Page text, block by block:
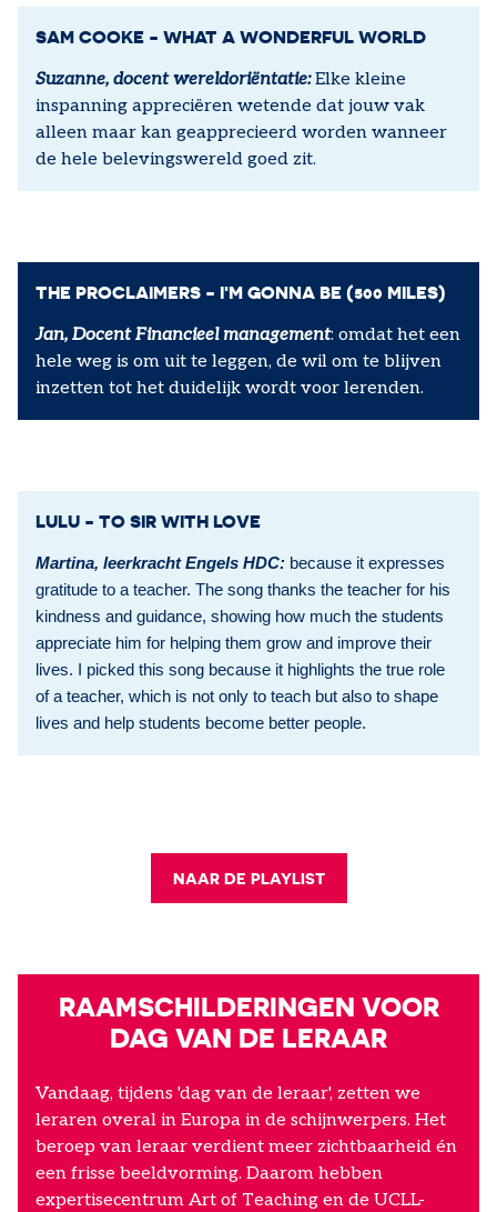
SAM COOKE - WHAT A WONDERFUL WORLD
Suzanne, docent wereldoriëntatie:Elke kleine
inspanning appreciëren wetende dat jouw vak
alleen maar kan geapprecieerd worden wanneer
de hele belevingswereld goed zit.
THE PROCLAIMERS - I'M GONNA BE (500 MILES)
Jan, Docent Financieel management: omdat het een
hele weg is om uit te leggen, de wil om te blijven
inzetten tot het duidelijk wordt voor lerenden.
LULU - TO SIR WITH LOVE
Martina, leerkracht Engels HDC: because it expresses
gratitude to a teacher. The song thanks the teacher for his
kindness and guidance, showing how much the students
appreciate him for helping them grow and improve their
lives. I picked this song because it highlights the true role
of a teacher, which is not only to teach but also to shape
lives and help students become better people.
NAAR DE PLAYLIST
RAAMSCHILDERINGEN VOOR
DAG VAN DE LERAAR
Vandaag, tijdens 'dag van de leraar', zetten we
leraren overal in Europa in de schijnwerpers. Het
beroep van leraar verdient meer zichtbaarheid én
een frisse beeldvorming. Daarom hebben
expertisecentrum Art of Teaching en de UCLL-